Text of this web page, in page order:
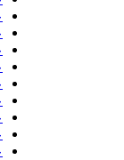
علی
علی
علی بیات
علی
علی پی
علی
علی
علی حسن
علی